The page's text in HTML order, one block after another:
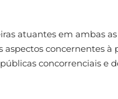
atuantes em ambas
concernentes
concorrenciais e